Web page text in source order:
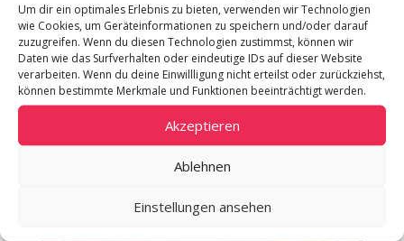
Um dir ein optimales Erlebnis zu bieten, verwenden wir Technologien
wie Cookies, um Geräteinformationen zu speichern und/oder darauf
zuzugreifen. Wenn du diesen Technologien zustimmst, können wir
Daten wie das Surfverhalten oder eindeutige IDs auf dieser Website
verarbeiten. Wenn du deine Einwillligung nicht erteilst oder zurückziehst,
können bestimmte Merkmale und Funktionen beeinträchtigt werden.
Akzeptieren
Ablehnen
Einstellungen ansehen